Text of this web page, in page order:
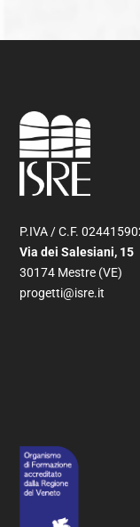
P.IVA / C.F.
Via dei Salesiani, 15
30174 Mestre (VE)
progetti@isre.it